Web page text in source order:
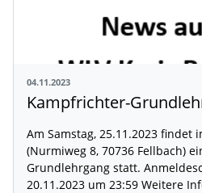
04.11.2023
Am Samstag, 25.11.2023 findet
(Nurmiweg 8, 70736 Fellbach)
Grundlehrgang statt.
20.11.2023 um 23:59 Weitere